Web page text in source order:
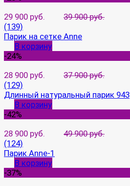
29 900 руб.
39 900 руб.
(139)
Парик на сетке Anne
В корзину
-24%
28 900 руб.
37 900 руб.
(129)
Длинный натуральный парик 943
В корзину
-42%
28 900 руб.
49 900 руб.
(124)
Парик Anne-1
В корзину
-37%